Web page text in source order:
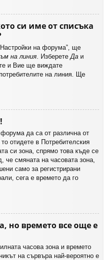
си име от списъка
на форума”, ще
на линия . Изберете Да и
и Вие ще виждате
на линия. Ще
да са от различна от
отидете в Потребителския
си зона, спрямо това къде се
че смяната на часовата зона,
само за регистрирани
сега е времето да го
но времето все още е
часова зона и времето
на сървъра най-вероятно е